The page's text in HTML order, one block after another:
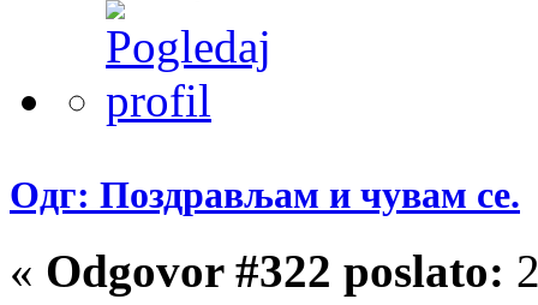
Одг: Поздрављам и чувам се.
« Odgovor #322 poslato: